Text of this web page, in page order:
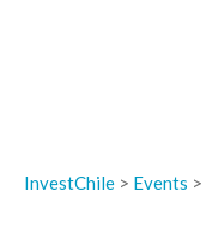
InvestChile > Events >